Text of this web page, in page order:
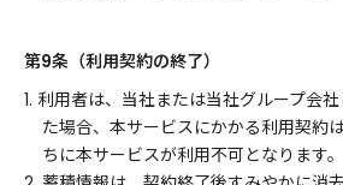
第9条（利用契約の終了）
1. 利用者は、当社または当社グループ会
た場合、本サービスにかかる利用契約
ちに本サービスが利用不可となります。